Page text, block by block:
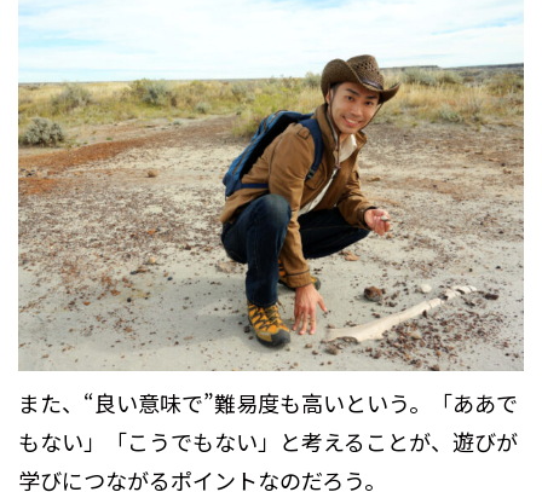
また、“良い意味で”難易度も高いという。「ああで
もない」「こうでもない」と考えることが、遊びが
学びにつながるポイントなのだろう。